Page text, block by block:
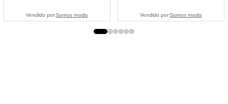
Vendido por:Somos moda Vendido por:Somos moda